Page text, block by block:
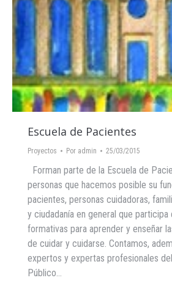
Escuela de Pacientes
Proyectos Por admin 25/03/2015
Forman parte de la Escuela de
personas que hacemos posible su
pacientes, personas cuidadoras,
y ciudadanía en general que participa
formativas para aprender y enseñar
de cuidar y cuidarse. Contamos,
expertos y expertas profesionales
Público…